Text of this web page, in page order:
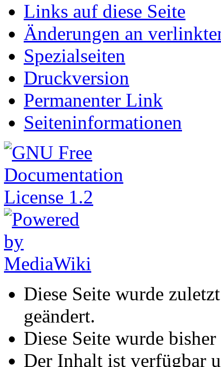
Links auf diese Seite
Änderungen an
Spezialseiten
Druckversion
Permanenter Link
Seiteninformationen
Diese Seite wurde
geändert.
Diese Seite wurde
Der Inhalt ist verfügbar